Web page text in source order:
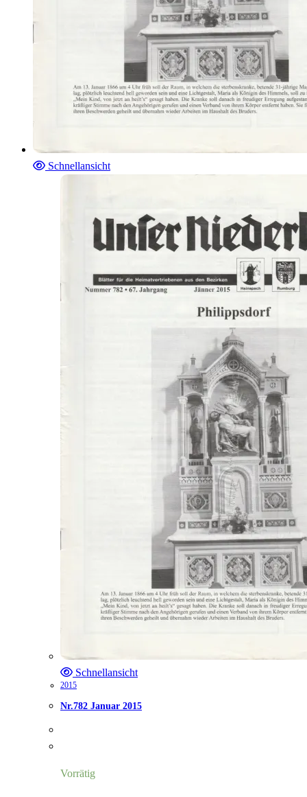
Schnellansicht
Schnellansicht
2015
Nr.782 Januar 2015
Vorrätig